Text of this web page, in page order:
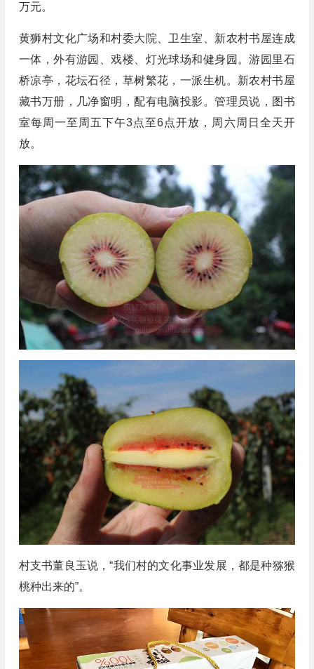
万元。
黄狮村文化广场和村委大院、卫生室、新农村书屋连成
一体，外有游园、戏楼、灯光球场和健身园。游园里石
桥凉亭，花坛石径，草树繁花，一派生机。新农村书屋
藏书万册，几净窗明，配有电脑投影。管理员说，图书
室每周一至周五下午3点至6点开放，周六周日全天开
放。
村支书董良玉说，“我们村的文化事业发展，都是种猕猴
桃种出来的”。